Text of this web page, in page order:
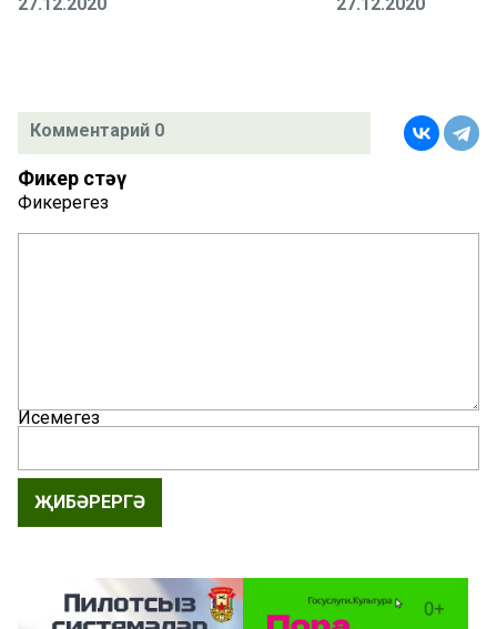
Комментарий 0
Фикер өстәү
Фикерегез
Исемегез
ҖИБӘРЕРГӘ